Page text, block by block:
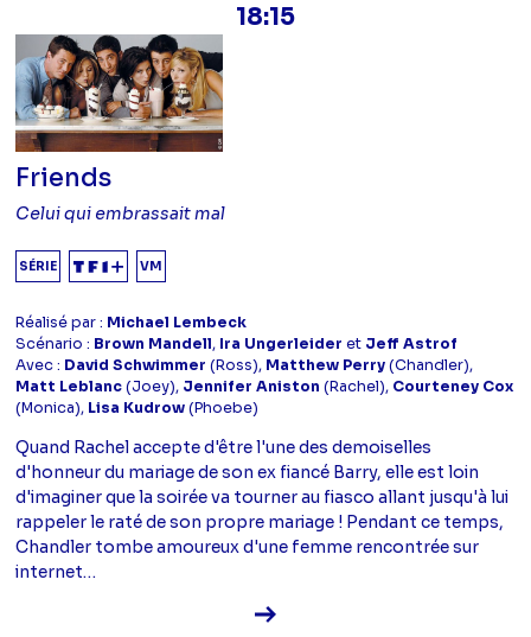
18:15
Friends
Celui qui embrassait mal
SÉRIE VM
Réalisé par : Michael Lembeck
Scénario : Brown Mandell, Ira Ungerleider et Jeff Astrof
Avec : David Schwimmer (Ross), Matthew Perry(Chandler),
Matt Leblanc(Joey), Jennifer Aniston (Rachel), Courteney Cox
(Monica), Lisa Kudrow(Phoebe)
Quand Rachel accepte d'être l'une des demoiselles
d'honneur du mariage de son ex fiancé Barry, elle est loin
d'imaginer que la soirée va tourner au fiasco allant jusqu'à lui
rappeler le raté de son propre mariage ! Pendant ce temps,
Chandler tombe amoureux d'une femme rencontrée sur
internet…
Voir la fiche diffusion